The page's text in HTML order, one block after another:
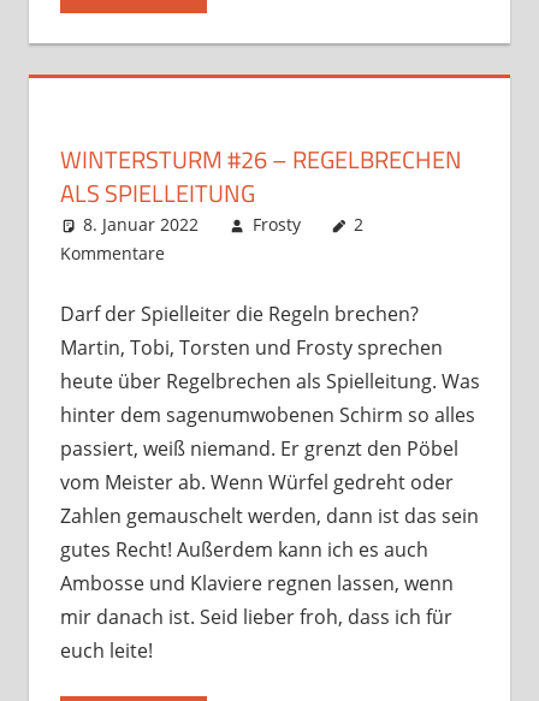
WINTERSTURM #26 – REGELBRECHEN
ALS SPIELLEITUNG
8. Januar 2022 Frosty
2
Kommentare
Darf der Spielleiter die Regeln brechen?
Martin, Tobi, Torsten und Frosty sprechen
heute über Regelbrechen als Spielleitung. Was
hinter dem sagenumwobenen Schirm so alles
passiert, weiß niemand. Er grenzt den Pöbel
vom Meister ab. Wenn Würfel gedreht oder
Zahlen gemauschelt werden, dann ist das sein
gutes Recht! Außerdem kann ich es auch
Ambosse und Klaviere regnen lassen, wenn
mir danach ist. Seid lieber froh, dass ich für
euch leite!